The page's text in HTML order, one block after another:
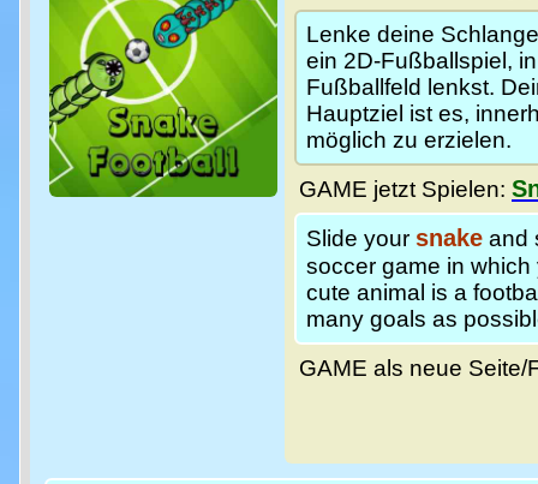
Lenke deine
ein 2D-Fußballspiel,
Fußballfeld lenkst.
Hauptziel ist es,
möglich zu erzielen.
GAME jetzt Spielen:
Slide your snake and
soccer game in
cute animal is a
many goals as
GAME als neue